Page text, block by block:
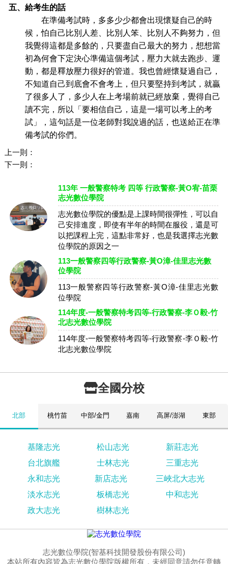
五、給考生的話
在準備考試時，多多少少都會出現懷疑自己的時
候，怕自己比別人差、比別人笨、比別人不夠努力，但
我覺得這都是多餘的，只要盡自己最大的努力，想想當
初為何會下定決心準備這個考試，壓力大就去跑步、運
動，都是釋放壓力很好的管道。我也曾經懷疑過自己，
不知道自己到底會不會考上，但只要堅持到考試，就贏
了很多人了，多少人在上考場前就已經放棄，覺得自己
讀不完，所以「要相信自己，這是一場可以考上的考
試」，這句話是一位老師對我說過的話，也送給正在準
備考試的你們。
上一則：
下一則：
113年 一般警察特考 四等 行政警察-黃O宥-苗栗
志光數位學院
志光數位學院的優點是上課時間很彈性，可以自
己安排進度，即使有半年的時間在服役，還是可
以把課程上完，這點非常好，也是我選擇志光數
位學院的原因之一
113一般警察四等行政警察-黃O漳-佳里志光數
位學院
113一般警察四等行政警察-黃O漳-佳里志光數
位學院
114年度-一般警察特考四等-行政警察-李Ｏ毅-竹
北志光數位學院
114年度-一般警察特考四等-行政警察-李Ｏ毅-竹
北志光數位學院
全國分校
北部 桃竹苗 中部/金門 嘉南 高屏/澎湖 東部
基隆志光 松山志光
新莊志光
台北旗艦
士林志光
三重志光
永和志光
新店志光
三峽北大志光
淡水志光
板橋志光
中和志光
政大志光
樹林志光
志光數位學院(智基科技開發股份有限公司)
本站所有內容皆為志光數位學院版權所有，未經同意請勿任意轉